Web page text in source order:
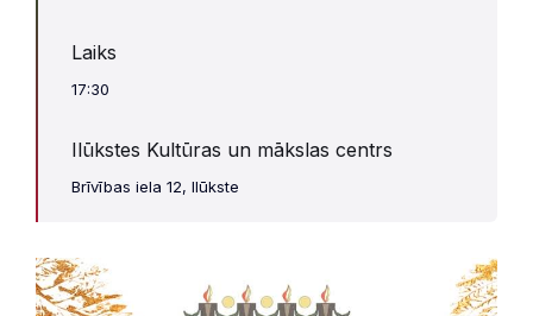
Laiks
17:30
Ilūkstes Kultūras un mākslas centrs
Brīvības iela 12, Ilūkste